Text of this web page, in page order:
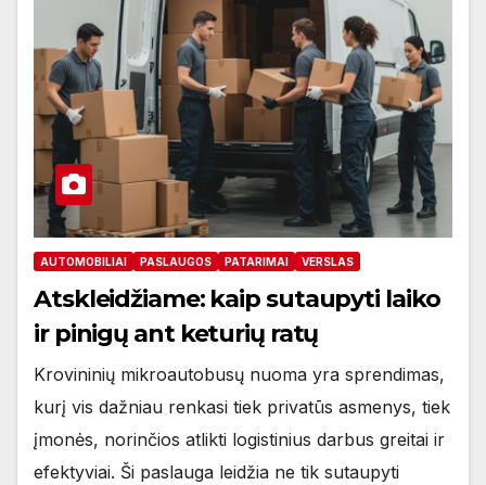
AUTOMOBILIAI PASLAUGOS PATARIMAI VERSLAS
Atskleidžiame: kaip sutaupyti laiko
ir pinigų ant keturių ratų
Krovininių mikroautobusų nuoma yra sprendimas,
kurį vis dažniau renkasi tiek privatūs asmenys, tiek
įmonės, norinčios atlikti logistinius darbus greitai ir
efektyviai. Ši paslauga leidžia ne tik sutaupyti